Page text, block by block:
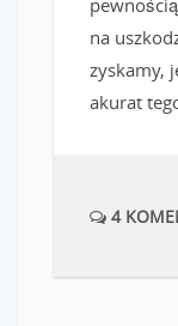
na
zyskamy,
akurat
4